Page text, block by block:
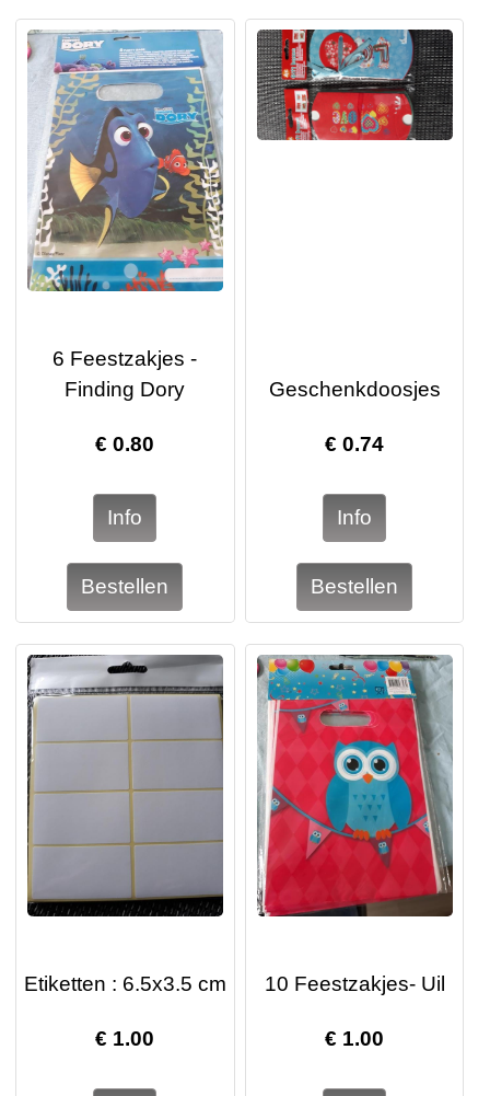
6 Feestzakjes -
Finding Dory
€0.80
Geschenkdoosjes
€0.74
Etiketten : 6.5x3.5 cm
€ 1.00
10 Feestzakjes- Uil
€ 1.00